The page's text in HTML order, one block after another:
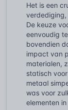
Het is een
verdediging,
De keuze
eenvoudig
bovendien
impact van
materialen,
statisch
metaal
was voor
elementen